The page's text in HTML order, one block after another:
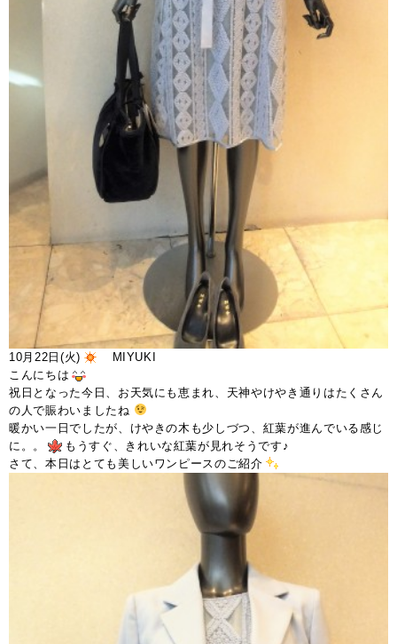
10月22日(火)
MIYUKI
こんにちは
祝日となった今日、お天気にも恵まれ、天神やけやき通りはたくさん
の人で賑わいましたね
暖かい一日でしたが、けやきの木も少しづつ、紅葉が進んでいる感じ
に。。
もうすぐ、きれいな紅葉が見れそうです♪
さて、本日はとても美しいワンピースのご紹介